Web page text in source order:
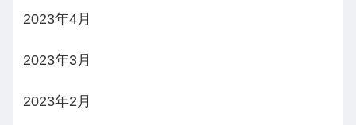
2023年4月
2023年3月
2023年2月